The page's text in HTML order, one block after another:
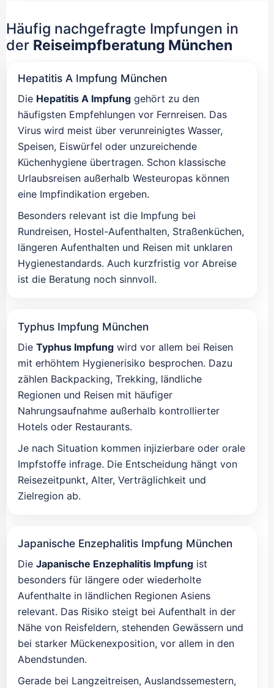
Häufig nachgefragte Impfungen in
der Reiseimpfberatung München
Hepatitis A Impfung München
Die Hepatitis A Impfung gehört zu den
häufigsten Empfehlungen vor Fernreisen. Das
Virus wird meist über verunreinigtes Wasser,
Speisen, Eiswürfel oder unzureichende
Küchenhygiene übertragen. Schon klassische
Urlaubsreisen außerhalb Westeuropas können
eine Impfindikation ergeben.
Besonders relevant ist die Impfung bei
Rundreisen, Hostel-Aufenthalten, Straßenküchen,
längeren Aufenthalten und Reisen mit unklaren
Hygienestandards. Auch kurzfristig vor Abreise
ist die Beratung noch sinnvoll.
Typhus Impfung München
DieTyphus Impfung wird vor allem bei Reisen
mit erhöhtem Hygienerisiko besprochen. Dazu
zählen Backpacking, Trekking, ländliche
Regionen und Reisen mit häufiger
Nahrungsaufnahme außerhalb kontrollierter
Hotels oder Restaurants.
Je nach Situation kommen injizierbare oder orale
Impfstoffe infrage. Die Entscheidung hängt von
Reisezeitpunkt, Alter, Verträglichkeit und
Zielregion ab.
Japanische Enzephalitis Impfung München
DieJapanische Enzephalitis Impfung ist
besonders für längere oder wiederholte
Aufenthalte in ländlichen Regionen Asiens
relevant. Das Risiko steigt bei Aufenthalt in der
Nähe von Reisfeldern, stehenden Gewässern und
bei starker Mückenexposition, vor allem in den
Abendstunden.
Gerade bei Langzeitreisen, Auslandssemestern,